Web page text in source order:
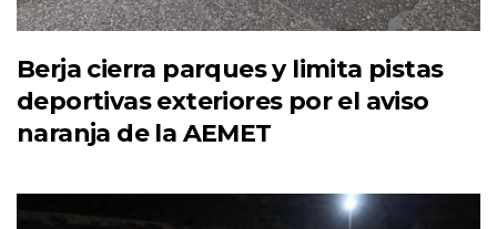
Berja cierra parques y limita pistas
deportivas exteriores por el aviso
naranja de la AEMET